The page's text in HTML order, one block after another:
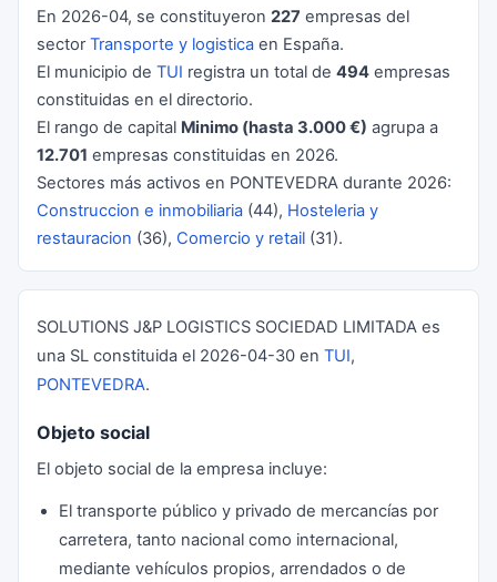
En 2026-04, se constituyeron 227 empresas del
sectorTransporte y logistica en España.
El municipio de TUI registra un total de 494 empresas
constituidas en el directorio.
El rango de capital Minimo (hasta 3.000 €) agrupa a
12.701 empresas constituidas en 2026.
Sectores más activos en PONTEVEDRA durante 2026:
Construccion e inmobiliaria (44), Hosteleria y
restauracion (36), Comercio y retail (31).
SOLUTIONS J&P LOGISTICS SOCIEDAD LIMITADA es
una SL constituida el 2026-04-30 en TUI,
PONTEVEDRA.
Objeto social
El objeto social de la empresa incluye:
El transporte público y privado de mercancías por
carretera, tanto nacional como internacional,
mediante vehículos propios, arrendados o de